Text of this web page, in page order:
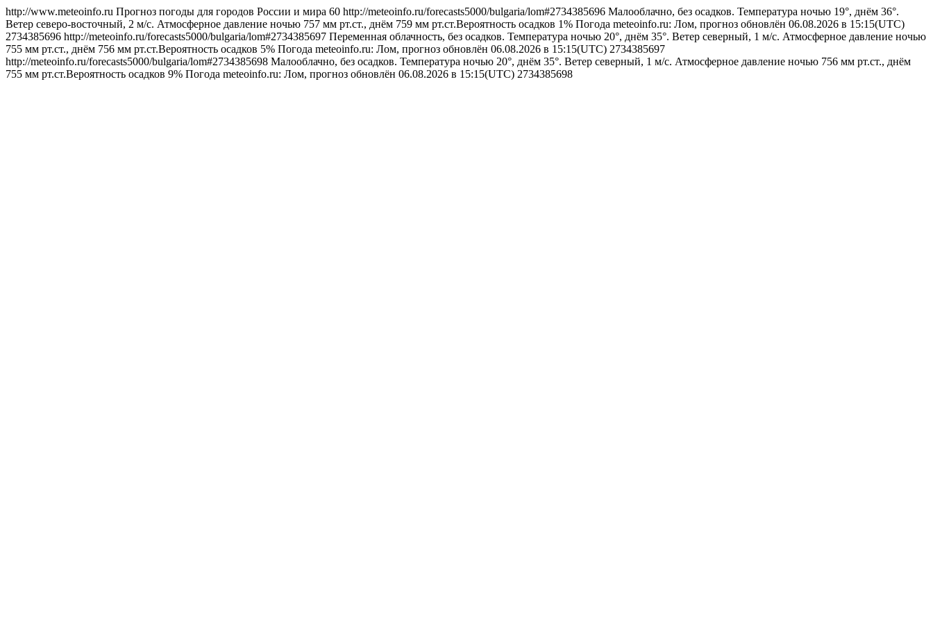
http://www.meteoinfo.ru Прогноз погоды для городов России и мира 60 http://meteoinfo.ru/forecasts5000/bulgaria/lom#2734385696 Малооблачно, без осадков. Температура ночью 19°, днём 36°.
Ветер северо-восточный, 2 м/с. Атмосферное давление ночью 757 мм рт.ст., днём 759 мм рт.ст.Вероятность осадков 1% Погода meteoinfo.ru: Лом, прогноз обновлён 06.08.2026 в 15:15(UTC)
2734385696 http://meteoinfo.ru/forecasts5000/bulgaria/lom#2734385697 Переменная облачность, без осадков. Температура ночью 20°, днём 35°. Ветер северный, 1 м/с. Атмосферное давление ночью
755 мм рт.ст., днём 756 мм рт.ст.Вероятность осадков 5% Погода meteoinfo.ru: Лом, прогноз обновлён 06.08.2026 в 15:15(UTC) 2734385697
http://meteoinfo.ru/forecasts5000/bulgaria/lom#2734385698 Малооблачно, без осадков. Температура ночью 20°, днём 35°. Ветер северный, 1 м/с. Атмосферное давление ночью 756 мм рт.ст., днём
755 мм рт.ст.Вероятность осадков 9% Погода meteoinfo.ru: Лом, прогноз обновлён 06.08.2026 в 15:15(UTC) 2734385698